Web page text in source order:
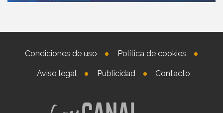
Condiciones de uso Política de cookies
Aviso legal Publicidad Contacto